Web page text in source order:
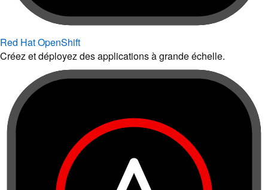
Red Hat OpenShift
Créez et déployez des applications à grande échelle.